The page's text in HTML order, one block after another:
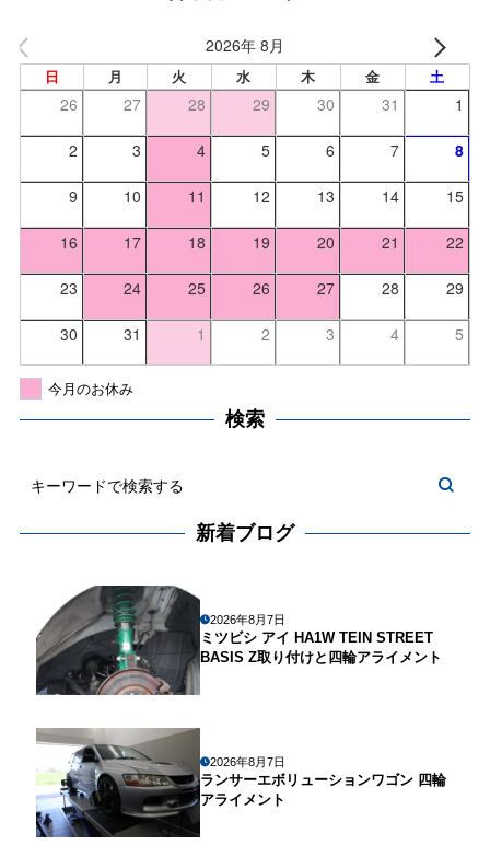
2026年 8月
日 月 火 水 木 金 土
26 27 28 29 30 31 1
2 3 4 5 6 7 8
9 10 11 12 13 14 15
16 17 18 19 20 21 22
23 24 25 26 27 28 29
30 31 1 2 3 4 5
今月のお休み
検索
新着ブログ
2026年8月7日
ミツビシ アイ HA1W TEIN STREET
BASIS Z取り付けと四輪アライメント
2026年8月7日
ランサーエボリューションワゴン 四輪
アライメント